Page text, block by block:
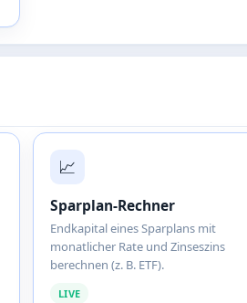
📈
Sparplan-Rechner
Endkapital eines Sparplans mit
monatlicher Rate und Zinseszins
berechnen (z. B. ETF).
LIVE